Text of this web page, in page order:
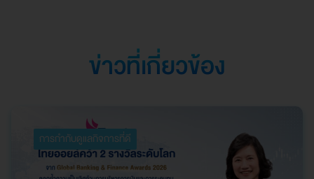
ข่าวที่เกี่ยวข้อง
การกำกับดูแลกิจการที่ดี